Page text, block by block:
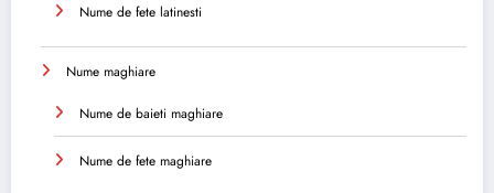
Nume de fete latinesti
Nume maghiare
Nume de baieti maghiare
Nume de fete maghiare